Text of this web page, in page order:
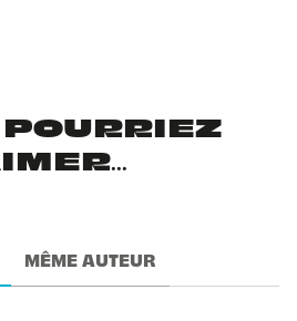
MÊME AUTEUR